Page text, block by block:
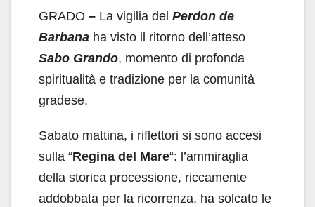
GRADO – La vigilia del Perdon de
Barbana ha visto il ritorno dell’atteso
Sabo Grando, momento di profonda
spiritualità e tradizione per la comunità
gradese.
Sabato mattina, i riflettori si sono accesi
sulla “Regina del Mare“: l’ammiraglia
della storica processione, riccamente
addobbata per la ricorrenza, ha solcato le